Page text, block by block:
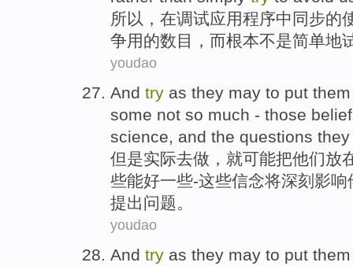
所以， 在调试应用程序中 同步的
争用的数目 ， 而根本不是简单地
youdao
And try as they may to put them
some not so much - those
science, and the questions
但是实际去做 ， 就可能把他们放
些能好一些-这些信念将深刻影响
提出问题。
youdao
And try as they may to put them